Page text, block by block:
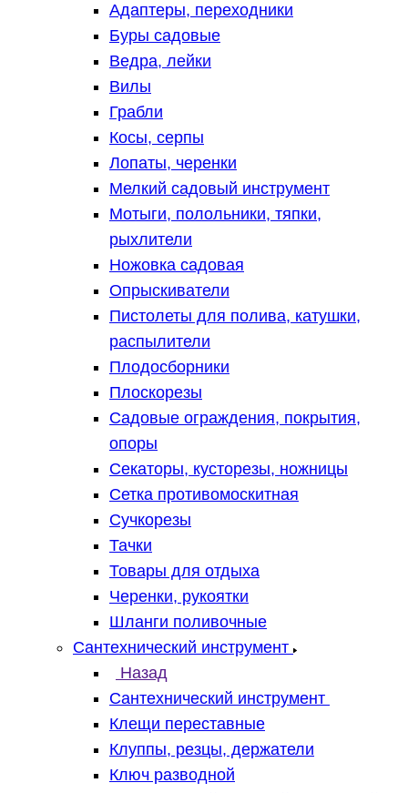
Адаптеры, переходники
Буры садовые
Ведра, лейки
Вилы
Грабли
Косы, серпы
Лопаты, черенки
Мелкий садовый инструмент
Мотыги, полольники, тяпки,
рыхлители
Ножовка садовая
Опрыскиватели
Пистолеты для полива, катушки,
распылители
Плодосборники
Плоскорезы
Садовые ограждения, покрытия,
опоры
Секаторы, кусторезы, ножницы
Сетка противомоскитная
Сучкорезы
Тачки
Товары для отдыха
Черенки, рукоятки
Шланги поливочные
Сантехнический инструмент
Назад
Сантехнический инструмент
Клещи переставные
Клуппы, резцы, держатели
Ключ разводной